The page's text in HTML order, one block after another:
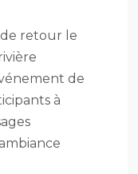
de retour le
de
à